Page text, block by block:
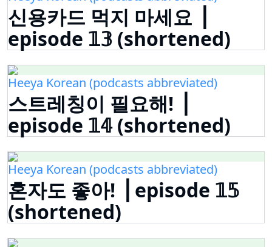
신용카드 먹지 마세요 ⎟
episode 𝟙𝟛 (shortened)
Heeya Korean (podcasts abbreviated)
스트레칭이 필요해! ⎟
episode 𝟙𝟜 (shortened)
Heeya Korean (podcasts abbreviated)
혼자도 좋아! ⎟ episode 𝟙𝟝
(shortened)